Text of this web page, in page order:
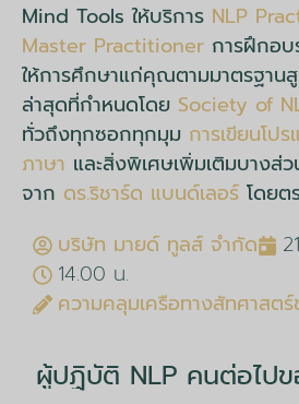
Mind Tools ให้บริการ NLP
Master Practitioner การฝึกอบ
ให้การศึกษาแก่คุณตามมาตรฐาน
ล่าสุดที่กำหนดโดย Society of
ทั่วถึงทุกซอกทุกมุม การเขียนโป
ภาษา และสิ่งพิเศษเพิ่มเติมบางส่ว
จาก ดร.ริชาร์ด แบนด์เลอร์ โดยต
บริษัท มายด์ ทูลส์ จำกัด
14.00 น.
ความคลุมเครือทางสัทศาสต
ผู้ปฏิบัติ NLP คนต่อไปข